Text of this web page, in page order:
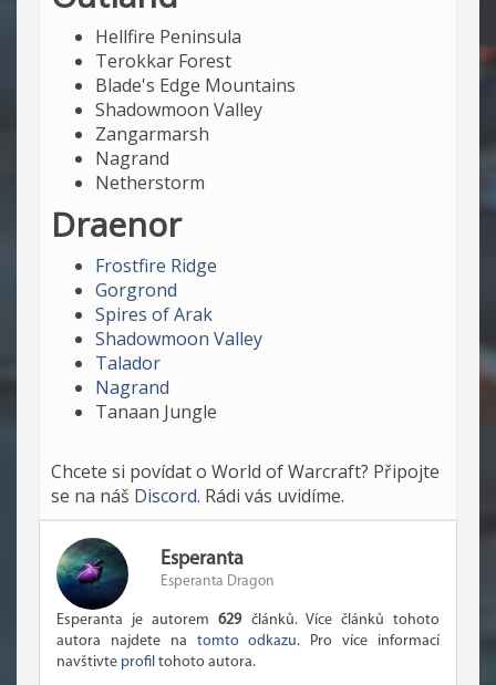
Hellfire Peninsula
Terokkar Forest
Blade's Edge Mountains
Shadowmoon Valley
Zangarmarsh
Nagrand
Netherstorm
Draenor
Frostfire Ridge
Gorgrond
Spires of Arak
Shadowmoon Valley
Talador
Nagrand
Tanaan Jungle
Chcete si povídat o World of Warcraft? Připojte
se na náš Discord. Rádi vás uvidíme.
Esperanta
Esperanta Dragon
Esperanta je autorem629článků. Více článků tohoto
autora najdete na tomto odkazu. Pro více informací
navštivte profil tohoto autora.